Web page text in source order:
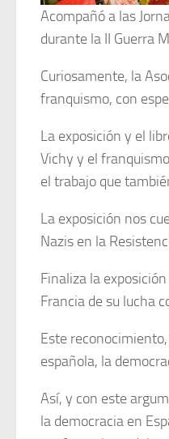
Acompañó a las
durante la II Guerra
Curiosamente, la
franquismo, con
La exposición y el
Vichy y el
el trabajo que
La exposición nos
Nazis en la
Finaliza la
Francia de su lucha
Este
española, la
Así, y con este
la democracia en